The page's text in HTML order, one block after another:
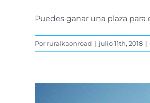
Puedes ganar una plaza para
Por ruralkaonroad | julio 11th, 2018 |